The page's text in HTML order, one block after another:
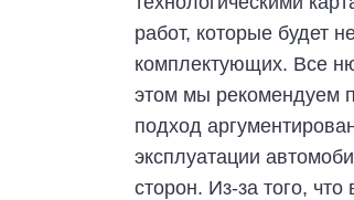
работ, которые будет
комплектующих. Все
этом мы рекомендуем
подход
эксплуатации
сторон. Из-за того,